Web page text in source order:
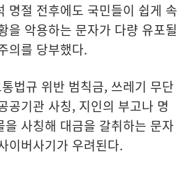
명절 전후에도 국민들이 쉽게 속
을 악용하는 문자가 다량 유포될
의를 당부했다.
법규 위반 범칙금, 쓰레기 무단
공기관 사칭, 지인의 부고나 명
사칭해 대금을 갈취하는 문자
이버사기가 우려된다.